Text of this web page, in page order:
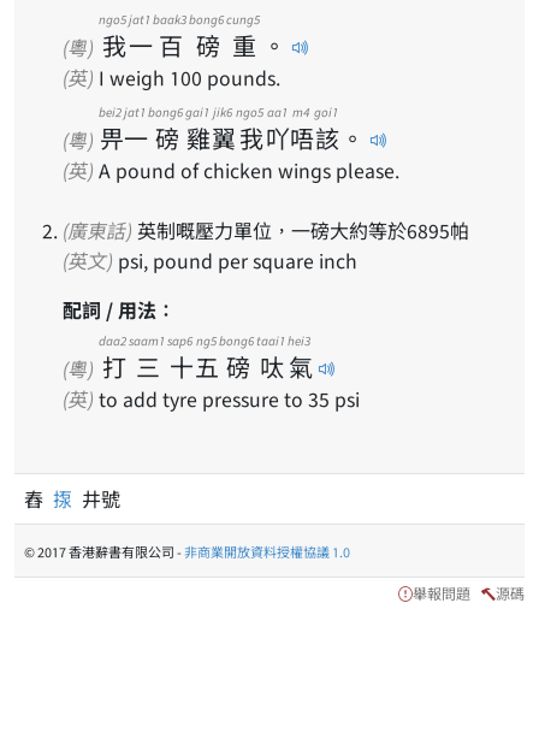
(粵) 我
ngo5
一
jat1
百
baak3
磅
bong6
重
cung5
。
(英) I weigh 100 pounds.
(粵) 畀
bei2
一
jat1
磅
bong6
雞
gai1
翼
jik6
我
ngo5
吖
aa1
唔
m4
該
goi1
。
(英) A pound of chicken wings please.
(廣東話) 英制嘅壓力單位，一磅大約等於6895帕
(英文) psi, pound per square inch
配詞 / 用法：
(粵) 打
daa2
三
saam1
十
sap6
五
ng5
磅
bong6
呔
taai1
氣
hei3
(英) to add tyre pressure to 35 psi
舂 揼 井號
© 2017 香港辭書有限公司 -非商業開放資料授權協議 1.0
舉報問題 源碼